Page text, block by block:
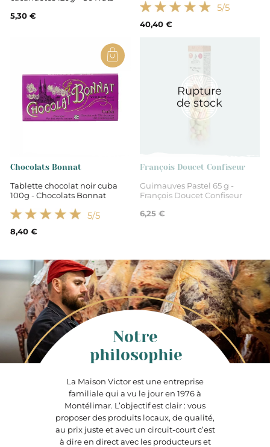
5,30 €
5/5
40,40 €
Chocolats Bonnat
Tablette chocolat noir cuba
100g - Chocolats Bonnat
5/5
8,40 €
Rupture
de stock
François Doucet Confiseur
Guimauves Pastel 65 g -
François Doucet Confiseur
6,25 €
La Maison Victor est une entreprise
familiale qui a vu le jour en 1976 à
Montélimar. L’objectif est clair : vous
proposer des produits locaux, de qualité,
au prix juste et avec un circuit-court c’est
à dire en direct avec les producteurs et
Notre
philosophie